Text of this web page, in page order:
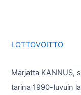
LOTTOVOITTO
Marjatta KANNUS,
tarina 1990-luvuin